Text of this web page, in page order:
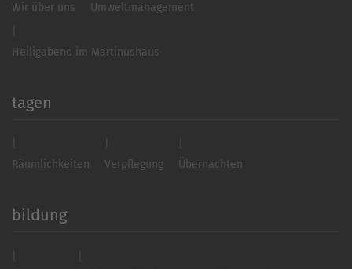
Wir über uns Umweltmanagement
Heiligabend im Martinushaus
tagen
Räumlichkeiten Verpflegung Übernachten
bildung